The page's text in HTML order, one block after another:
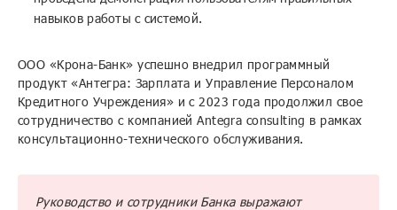
навыков работы с системой.
ООО «Крона-Банк» успешно внедрил программный
продукт «Антегра: Зарплата и Управление Персоналом
Кредитного Учреждения» и с 2023 года продолжил свое
сотрудничество с компанией Antegra consulting в рамках
консультационно-технического обслуживания.
Руководство и сотрудники Банка выражают